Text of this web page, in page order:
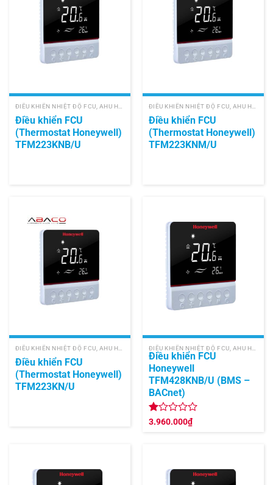
ĐIỀU KHIỂN NHIỆT ĐỘ FCU, AHU HONEYWELL
Điều khiển FCU
(Thermostat Honeywell)
TFM223KNB/U
ĐIỀU KHIỂN NHIỆT ĐỘ FCU, AHU HONEYWELL
Điều khiển FCU
(Thermostat Honeywell)
TFM223KNM/U
Điều khiển FCU
(Thermostat Honeywell)
TFM223KN/U
Điều khiển FCU
Honeywell
TFM428KNB/U (BMS –
BACnet)
Được
3.960.000₫